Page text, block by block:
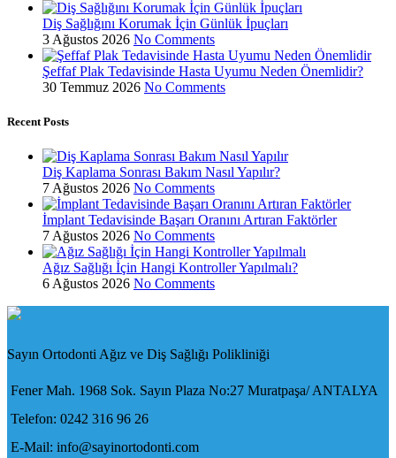
Diş Sağlığını Korumak İçin Günlük İpuçları
3 Ağustos 2026 No Comments
Şeffaf Plak Tedavisinde Hasta Uyumu Neden Önemlidir?
30 Temmuz 2026 No Comments
Recent Posts
Diş Kaplama Sonrası Bakım Nasıl Yapılır?
7 Ağustos 2026 No Comments
İmplant Tedavisinde Başarı Oranını Artıran Faktörler
7 Ağustos 2026 No Comments
Ağız Sağlığı İçin Hangi Kontroller Yapılmalı?
6 Ağustos 2026 No Comments
Sayın Ortodonti Ağız ve Diş Sağlığı Polikliniği
Fener Mah. 1968 Sok. Sayın Plaza No:27 Muratpaşa/ ANTALYA
Telefon: 0242 316 96 26
E-Mail: info@sayinortodonti.com